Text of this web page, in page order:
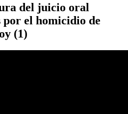
del juicio oral
el homicidio de
(1)